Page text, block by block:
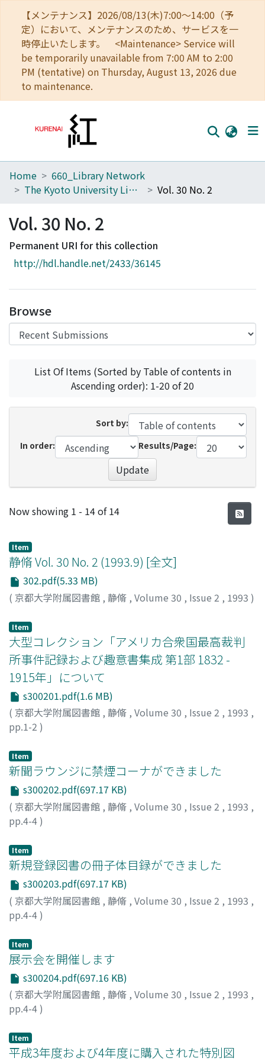
【メンテナンス】2026/08/13(木)7:00～14:00（予
定）において、メンテナンスのため、サービスを一
時停止いたします。 <Maintenance> Service will
be temporarily unavailable from 7:00 AM to 2:00
PM (tentative) on Thursday, August 13, 2026 due
to maintenance.
Home
Browse
Download Ranking
Access Statistics
Home
660_Library Network
The Kyoto University Library Network Bulletin : Sei-shu
Vol. 30 No. 2
Vol. 30 No. 2
Permanent URI for this collection
http://hdl.handle.net/2433/36145
Browse
List Of Items (Sorted by Table of contents in
Ascending order): 1-20 of 20
Sort by:
In order:
Results/Page:
Update
Recent Submissions
Now showing 1 - 14 of 14
Item
静脩 Vol. 30 No. 2 (1993.9) [全文]
302.pdf(5.33 MB)
( 京都大学附属図書館 , 静脩 , Volume 30 , Issue 2 , 1993 )
Item
大型コレクション「アメリカ合衆国最高裁判
所事件記録および趣意書集成 第1部 1832 -
1915年」について
s300201.pdf(1.6 MB)
( 京都大学附属図書館 , 静脩 , Volume 30 , Issue 2 , 1993 ,
pp.1-2 )
Item
新聞ラウンジに禁煙コーナができました
s300202.pdf(697.17 KB)
( 京都大学附属図書館 , 静脩 , Volume 30 , Issue 2 , 1993 ,
pp.4-4)
Item
新規登録図書の冊子体目録ができました
s300203.pdf(697.17 KB)
( 京都大学附属図書館 , 静脩 , Volume 30 , Issue 2 , 1993 ,
pp.4-4)
Item
展示会を開催します
s300204.pdf(697.16 KB)
( 京都大学附属図書館 , 静脩 , Volume 30 , Issue 2 , 1993 ,
pp.4-4)
Item
平成3年度および4年度に購入された特別図